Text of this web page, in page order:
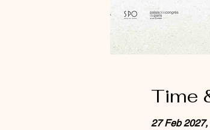
Time
27 Feb